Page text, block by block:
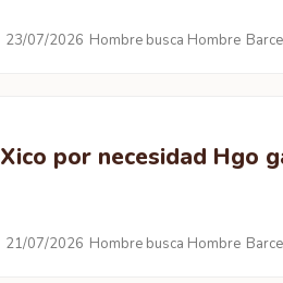
23/07/2026 Hombre busca Hombre
Xico por necesidad Hgo
21/07/2026 Hombre busca Hombre